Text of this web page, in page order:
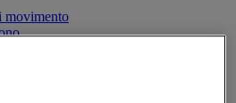
movimento
per materiali pericolosi